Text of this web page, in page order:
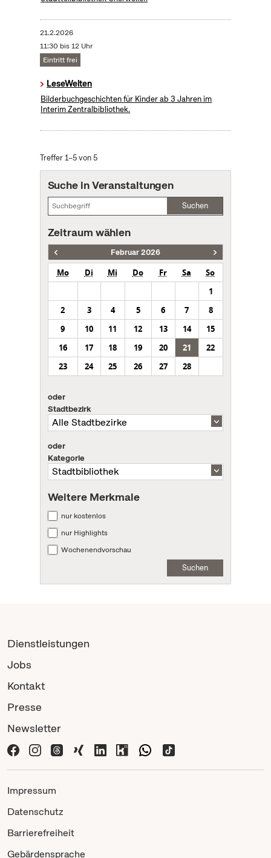
21.2.2026
11:30 bis 12 Uhr
Eintritt frei
LeseWelten
Bilderbuchgeschichten für Kinder ab 3 Jahren im
Interim Zentralbibliothek.
Treffer 1–5 von 5
Suche in Veranstaltungen
Suchen
Zeitraum wählen
Februar 2026
Mo Di Mi Do Fr Sa
So
1
2
3 4 5 6 7
8
9
10 11 12 13 14
15
16
17 18 19 20 21
22
23
24 25 26 27 28
oder
Stadtbezirk
oder
Kategorie
Weitere Merkmale
nur kostenlos
nur Highlights
Wochenendvorschau
Suchen
Dienstleistungen
Jobs
Kontakt
Presse
Newsletter
Impressum
Datenschutz
Barrierefreiheit
Gebärdensprache